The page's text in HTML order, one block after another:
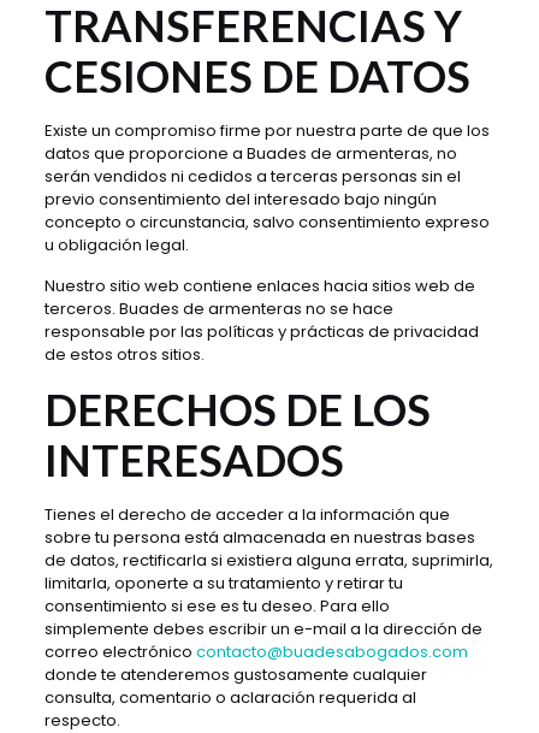
TRANSFERENCIAS Y
CESIONES DE DATOS
Existe un compromiso firme por nuestra parte de que los
datos que proporcione a Buades de armenteras, no
serán vendidos ni cedidos a terceras personas sin el
previo consentimiento del interesado bajo ningún
concepto o circunstancia, salvo consentimiento expreso
u obligación legal.
Nuestro sitio web contiene enlaces hacia sitios web de
terceros. Buades de armenteras no se hace
responsable por las políticas y prácticas de privacidad
de estos otros sitios.
DERECHOS DE LOS
INTERESADOS
Tienes el derecho de acceder a la información que
sobre tu persona está almacenada en nuestras bases
de datos, rectificarla si existiera alguna errata, suprimirla,
limitarla, oponerte a su tratamiento y retirar tu
consentimiento si ese es tu deseo. Para ello
simplemente debes escribir un e-mail a la dirección de
correo electrónico contacto@buadesabogados.com
donde te atenderemos gustosamente cualquier
consulta, comentario o aclaración requerida al
respecto.